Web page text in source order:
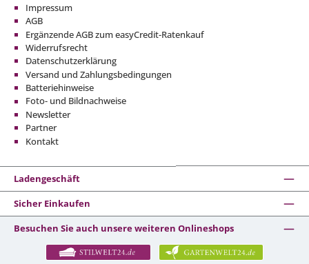
Impressum
AGB
Ergänzende AGB zum easyCredit-Ratenkauf
Widerrufsrecht
Datenschutzerklärung
Versand und Zahlungsbedingungen
Batteriehinweise
Foto- und Bildnachweise
Newsletter
Partner
Kontakt
Ladengeschäft
Sicher Einkaufen
Besuchen Sie auch unsere weiteren Onlineshops